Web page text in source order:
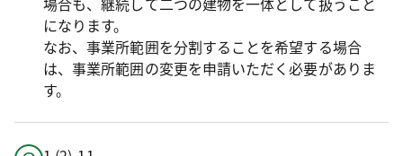
になります。
なお、事業所範囲を分割することを希望する場合
は、事業所範囲の変更を申請いただく必要がありま
す。